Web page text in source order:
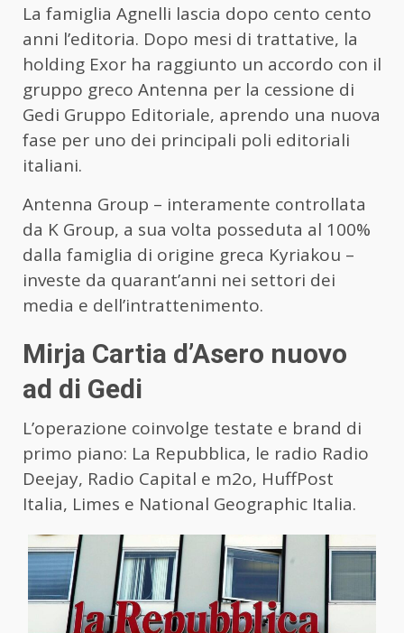
La famiglia Agnelli lascia dopo cento cento
anni l’editoria. Dopo mesi di trattative, la
holding Exor ha raggiunto un accordo con il
gruppo greco Antenna per la cessione di
Gedi Gruppo Editoriale, aprendo una nuova
fase per uno dei principali poli editoriali
italiani.
Antenna Group – interamente controllata
da K Group, a sua volta posseduta al 100%
dalla famiglia di origine greca Kyriakou –
investe da quarant’anni nei settori dei
media e dell’intrattenimento.
Mirja Cartia d’Asero nuovo
ad di Gedi
L’operazione coinvolge testate e brand di
primo piano: La Repubblica, le radio Radio
Deejay, Radio Capital e m2o, HuffPost
Italia, Limes e National Geographic Italia.